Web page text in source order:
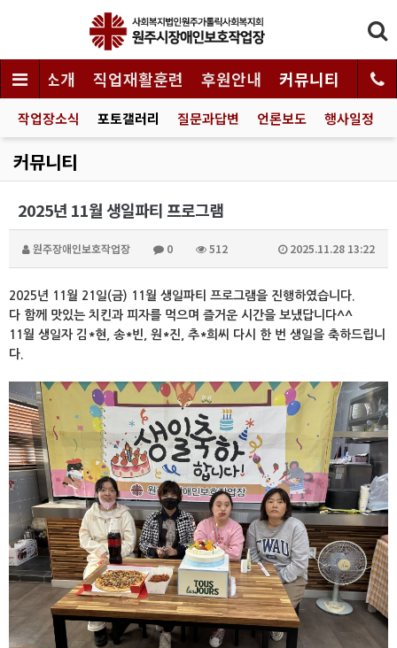
시설소개 직업재활훈련 후원안내 커뮤니티
작업장소식 포토갤러리 질문과답변 언론보도 행사일정
커뮤니티
2025년 11월 생일파티 프로그램
원주장애인보호작업장 0 512 2025.11.28 13:22
2025년 11월 21일(금) 11월 생일파티 프로그램을 진행하였습니다.
다 함께 맛있는 치킨과 피자를 먹으며 즐거운 시간을 보냈답니다^^
11월 생일자 김*현, 송*빈, 원*진, 추*희씨 다시 한 번 생일을 축하드립니
다.